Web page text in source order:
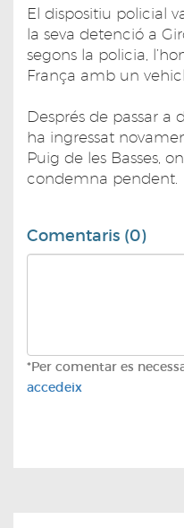
El dispositiu policial
la seva detenció a
segons la policia,
França amb un
Després de passar a
ha ingressat
Puig de les Basses,
condemna pendent.
Comentaris (0)
*Per comentar es
accedeix